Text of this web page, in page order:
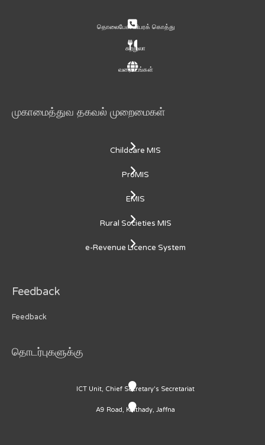
தொலைபேசி விபரக் கொத்து
சுற்றுலா
வரைபடங்கள்
முகாமைத்துவ தகவல் முறைமைகள்
Childcare MIS
ProMIS
EMIS
Rural Societies MIS
e-Revenue Licence System
Feedback
Feedback
தொடர்புகளுக்கு
ICT Unit, Chief Secretary's Secretariat
A9 Road, Kaithady, Jaffna